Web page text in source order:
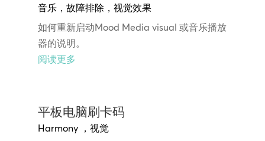
音乐， 故障排除 ， 视觉效果
如何重新启动Mood Media visual 或音乐播放
器的说明。
阅读更多
平板电脑刷卡码
Harmony ， 视觉